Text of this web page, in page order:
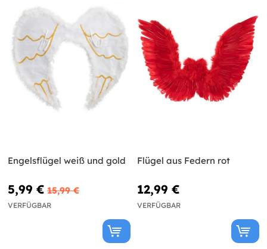
Engelsflügel weiß und gold
5,99 € 15,99 €
VERFÜGBAR
Flügel aus Federn rot
12,99 €
VERFÜGBAR